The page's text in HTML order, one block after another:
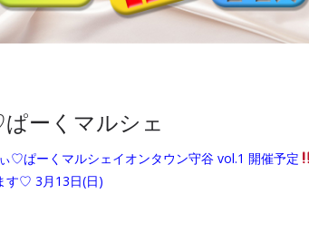
ーくマルシェ
♡ぱーくマルシェイオンタウン守谷 vol.1 開催予定
す♡ 3月13日(日)